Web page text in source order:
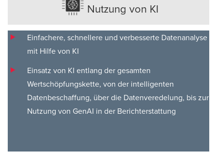
Nutzung von KI
Einfachere, schnellere und verbesserte Datenanalyse
mit Hilfe von KI
Einsatz von KI entlang der gesamten
Wertschöpfungskette, von der intelligenten
Datenbeschaffung, über die Datenveredelung, bis zur
Nutzung von GenAI in der Berichterstattung